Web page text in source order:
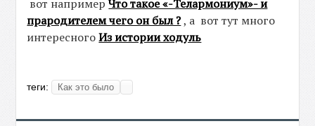
вот напримерЧто такое «-Телармониум»- и
прародителем чего он был ?, а вот тут много
интересногоИз истории ходуль
теги: Как это было